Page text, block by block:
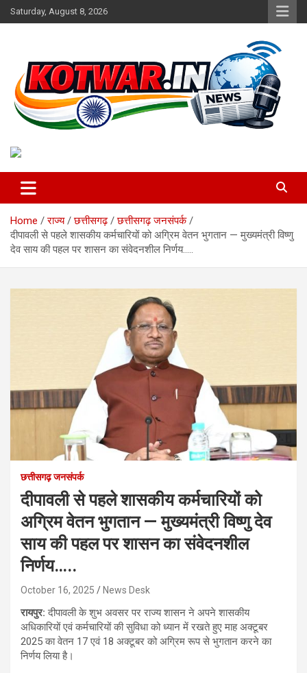
Skip
to
Saturday, August 8, 2026
kotwar.in
Home राज्य छत्तीसगढ़
छत्तीसगढ़ जनसंपर्क
दीपावली से पहले शासकीय कर्मचारियों को अग्रिम वेतन भुगतान — मुख्यमंत्री विष्णु
देव साय की पहल पर शासन का संवेदनशील निर्णय…..
छत्तीसगढ़ जनसंपर्क
दीपावली से पहले शासकीय कर्मचारियों को
अग्रिम वेतन भुगतान — मुख्यमंत्री विष्णु देव
साय की पहल पर शासन का संवेदनशील
निर्णय…..
October 16, 2025 News Desk
रायपुर: दीपावली के शुभ अवसर पर राज्य शासन ने अपने शासकीय
अधिकारियों एवं कर्मचारियों की सुविधा को ध्यान में रखते हुए माह अक्टूबर
2025 का वेतन 17 एवं 18 अक्टूबर को अग्रिम रूप से भुगतान करने का
निर्णय लिया है।